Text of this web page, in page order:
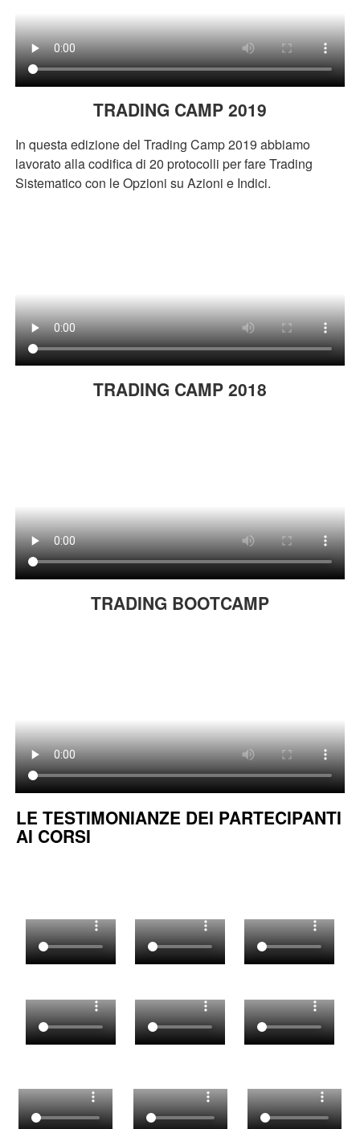
TRADING CAMP 2019
In questa edizione del Trading Camp 2019 abbiamo
lavorato alla codifica di 20 protocolli per fare Trading
Sistematico con le Opzioni su Azioni e Indici.
TRADING CAMP 2018
TRADING BOOTCAMP
LE TESTIMONIANZE DEI PARTECIPANTI
AI CORSI